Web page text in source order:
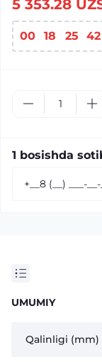
5 353.28
00 18 25 42
1 bosishda
UMUMIY
Qalinligi (mm)